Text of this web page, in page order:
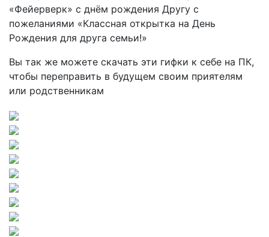
Вы так же можете скачать эти гифки к себе на ПК,
чтобы переправить в будущем своим приятелям
или родственникам